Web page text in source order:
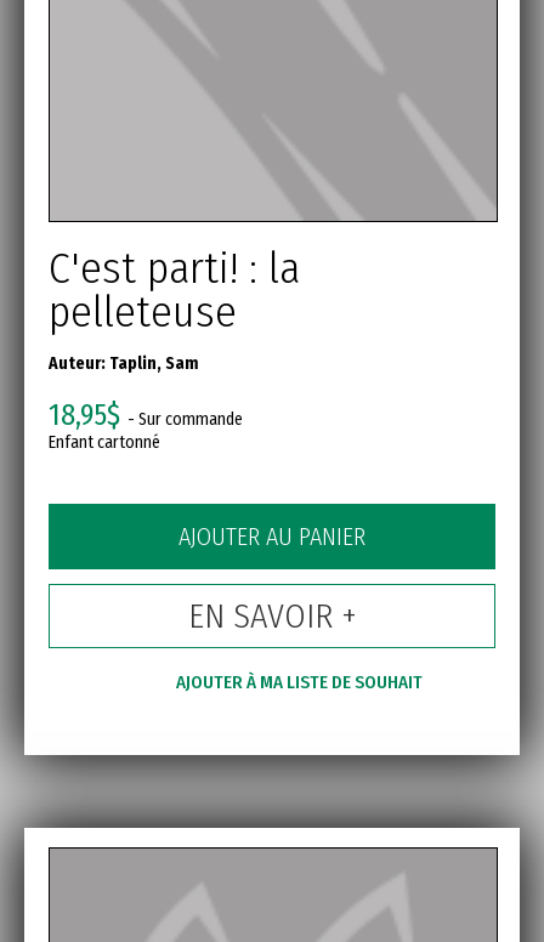
C'est parti! : la
pelleteuse
Auteur: Taplin, Sam
18,95$ - Sur commande
Enfant cartonné
AJOUTER AU PANIER
EN SAVOIR +
AJOUTER À MA LISTE DE SOUHAIT